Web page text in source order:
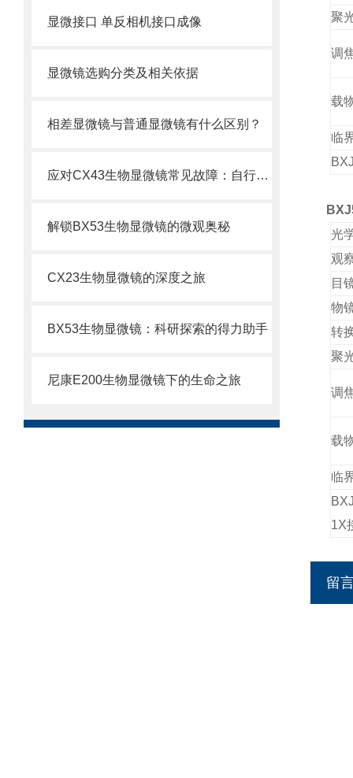
显微接口 单反相机接口成像
显微镜选购分类及相关依据
相差显微镜与普通显微镜有什么区别？
应对CX43生物显微镜常见故障：自行排查与解决妙招
解锁BX53生物显微镜的微观奥秘
CX23生物显微镜的深度之旅
BX53生物显微镜：科研探索的得力助手
尼康E200生物显微镜下的生命之旅
聚
调
载
临
光
观
目
物
转
聚
调
载
临
1X
留